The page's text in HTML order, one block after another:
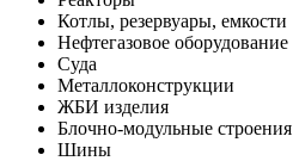
Котлы, резервуары, емкости
Нефтегазовое оборудование
Cуда
Металлоконструкции
ЖБИ изделия
Блочно-модульные строения
Шины